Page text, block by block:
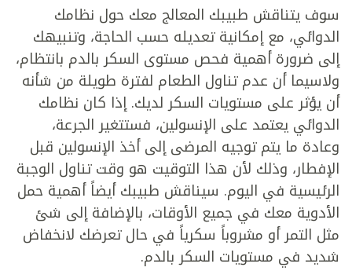
سوف يتناقش طبيبك المعالج معك حول نظامك
الدوائي، مع إمكانية تعديله حسب الحاجة، وتنبيهك
إلى ضرورة أهمية فحص مستوى السكر بالدم بانتظام،
ولاسيما أن عدم تناول الطعام لفترة طويلة من شأنه
أن يؤثر على مستويات السكر لديك. إذا كان نظامك
الدوائي يعتمد على الإنسولين، فستتغير الجرعة،
وعادة ما يتم توجيه المرضى إلى أخذ الإنسولين قبل
الإفطار، وذلك لأن هذا التوقيت هو وقت تناول الوجبة
الرئيسية في اليوم. سيناقش طبيبك أيضاً أهمية حمل
الأدوية معك في جميع الأوقات، بالإضافة إلى شئ
مثل التمر أو مشروباً سكرياً في حال تعرضك لانخفاض
شديد في مستويات السكر بالدم.